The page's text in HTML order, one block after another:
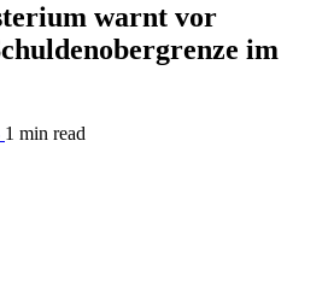
warnt vor
im
1 min read